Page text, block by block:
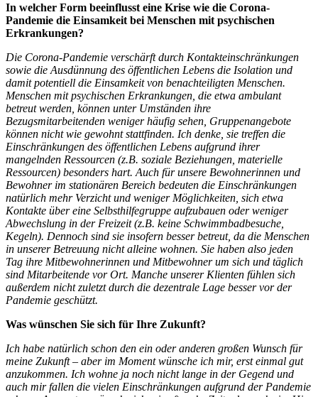
In welcher Form beeinflusst eine Krise wie die Corona-
Pandemie die Einsamkeit bei Menschen mit psychischen
Erkrankungen?
Die Corona-Pandemie verschärft durch Kontakteinschränkungen
sowie die Ausdünnung des öffentlichen Lebens die Isolation und
damit potentiell die Einsamkeit von benachteiligten Menschen.
Menschen mit psychischen Erkrankungen, die etwa ambulant
betreut werden, können unter Umständen ihre
Bezugsmitarbeitenden weniger häufig sehen, Gruppenangebote
können nicht wie gewohnt stattfinden. Ich denke, sie treffen die
Einschränkungen des öffentlichen Lebens aufgrund ihrer
mangelnden Ressourcen (z.B. soziale Beziehungen, materielle
Ressourcen) besonders hart. Auch für unsere Bewohnerinnen und
Bewohner im stationären Bereich bedeuten die Einschränkungen
natürlich mehr Verzicht und weniger Möglichkeiten, sich etwa
Kontakte über eine Selbsthilfegruppe aufzubauen oder weniger
Abwechslung in der Freizeit (z.B. keine Schwimmbadbesuche,
Kegeln). Dennoch sind sie insofern besser betreut, da die Menschen
in unserer Betreuung nicht alleine wohnen. Sie haben also jeden
Tag ihre Mitbewohnerinnen und Mitbewohner um sich und täglich
sind Mitarbeitende vor Ort. Manche unserer Klienten fühlen sich
außerdem nicht zuletzt durch die dezentrale Lage besser vor der
Pandemie geschützt.
Was wünschen Sie sich für Ihre Zukunft?
Ich habe natürlich schon den ein oder anderen großen Wunsch für
meine Zukunft – aber im Moment wünsche ich mir, erst einmal gut
anzukommen. Ich wohne ja noch nicht lange in der Gegend und
auch mir fallen die vielen Einschränkungen aufgrund der Pandemie